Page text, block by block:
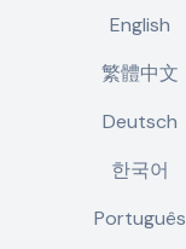
English
繁體中文
Deutsch
한국어
Português